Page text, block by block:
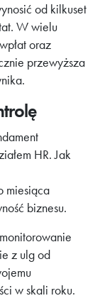
od kilkuset
W wielu
oraz
przewyższa
HR. Jak
miesiąca
biznesu.
z ulg od
w skali roku.